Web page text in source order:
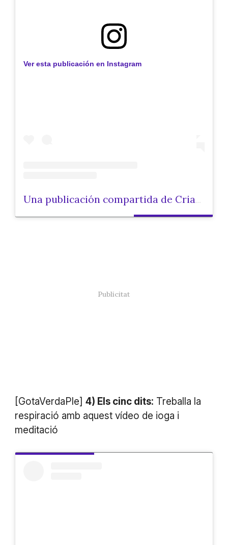
Ver esta publicación en Instagram
Una publicación compartida de Criar.cat (@criarcat)
[GotaVerdaPle] 4) Els cinc dits: Treballa la
respiració amb aquest vídeo de ioga i
meditació